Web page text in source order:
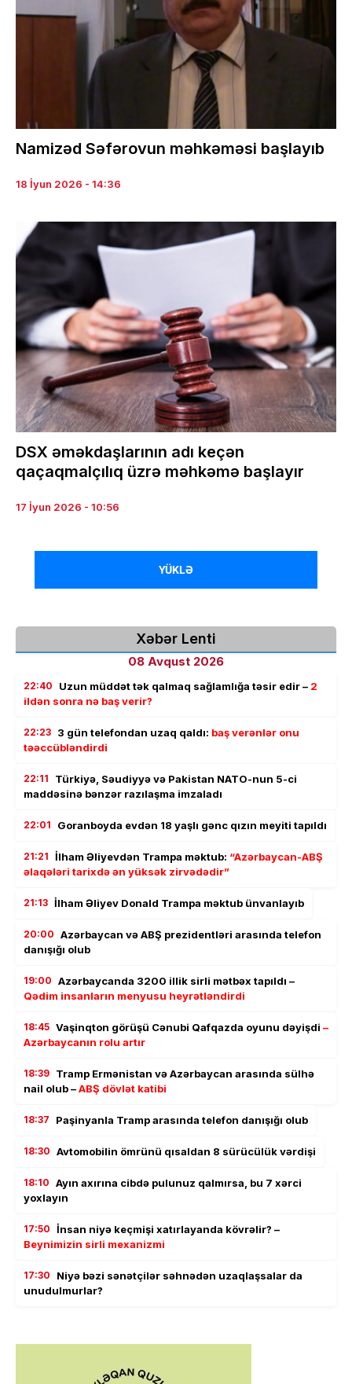
Namizəd Səfərovun məhkəməsi başlayıb
18 İyun 2026 - 14:36
DSX əməkdaşlarının adı keçən
qaçaqmalçılıq üzrə məhkəmə başlayır
17 İyun 2026 - 10:56
YÜKLƏ
Xəbər Lenti
08 Avqust 2026
22:40 Uzun müddət tək qalmaq sağlamlığa təsir edir – 2
ildən sonra nə baş verir?
22:23 3 gün telefondan uzaq qaldı: baş verənlər onu
təəccübləndirdi
22:11
Türkiyə, Səudiyyə və Pakistan NATO-nun 5-ci
maddəsinə bənzər razılaşma imzaladı
22:01 Goranboyda evdən 18 yaşlı gənc qızın meyiti tapıldı
21:21 İlham Əliyevdən Trampa məktub: “Azərbaycan-ABŞ
əlaqələri tarixdə ən yüksək zirvədədir”
21:13 İlham Əliyev Donald Trampa məktub ünvanlayıb
20:00 Azərbaycan və ABŞ prezidentləri arasında telefon
danışığı olub
19:00 Azərbaycanda 3200 illik sirli mətbəx tapıldı –
Qədim insanların menyusu heyrətləndirdi
18:45 Vaşinqton görüşü Cənubi Qafqazda oyunu dəyişdi –
Azərbaycanın rolu artır
18:39 Tramp Ermənistan və Azərbaycan arasında sülhə
nail olub –ABŞ dövlət katibi
18:37 Paşinyanla Tramp arasında telefon danışığı olub
18:30 Avtomobilin ömrünü qısaldan 8 sürücülük vərdişi
18:10 Ayın axırına cibdə pulunuz qalmırsa, bu 7 xərci
yoxlayın
17:50 İnsan niyə keçmişi xatırlayanda kövrəlir? –
Beynimizin sirli mexanizmi
17:30
Niyə bəzi sənətçilər səhnədən uzaqlaşsalar da
unudulmurlar?